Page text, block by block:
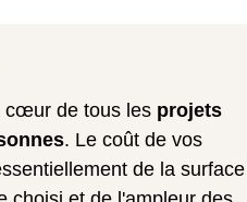
cœur de tous les projets
. Le coût de vos
de la surface